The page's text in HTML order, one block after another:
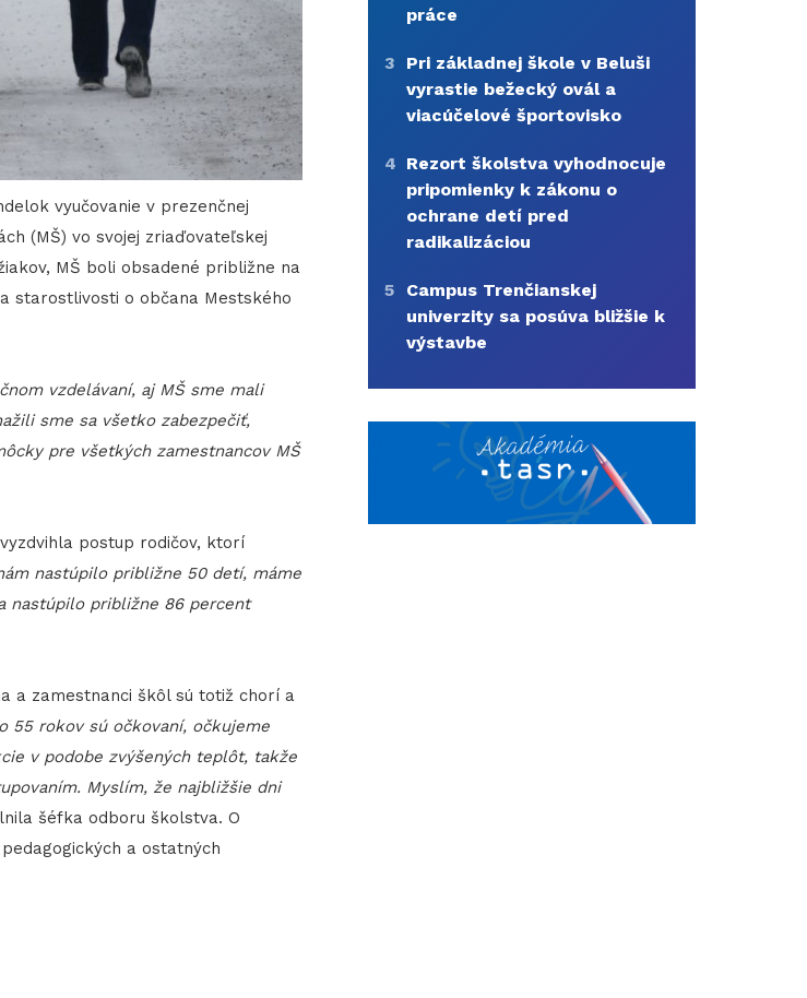
vyučovanie v prezenčnej
(MŠ) vo svojej zriaďovateľskej
MŠ boli obsadené približne na
starostlivosti o občana Mestského
vzdelávaní, aj MŠ sme mali
sme sa všetko zabezpečiť,
pre všetkých zamestnancov MŠ
postup rodičov, ktorí
nastúpilo približne 50 detí, máme
nastúpilo približne 86 percent
a zamestnanci škôl sú totiž chorí a
55 rokov sú očkovaní, očkujeme
v podobe zvýšených teplôt, takže
Myslím, že najbližšie dni
šéfka odboru školstva. O
a ostatných
práce
3
Pri základnej škole v Beluši
vyrastie bežecký ovál a
viacúčelové športovisko
4 Rezort školstva vyhodnocuje
pripomienky k zákonu o
ochrane detí pred
radikalizáciou
5
Campus Trenčianskej
univerzity sa posúva bližšie k
výstavbe